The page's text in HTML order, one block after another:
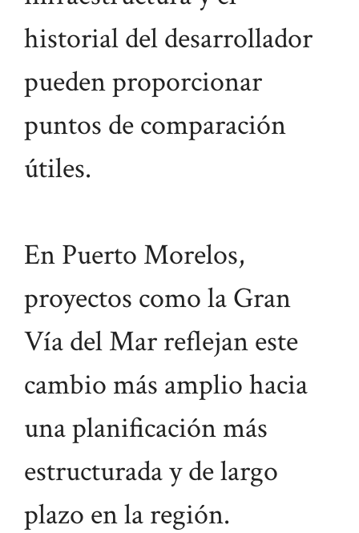
historial del desarrollador
pueden proporcionar
puntos de comparación
útiles.
En Puerto Morelos,
proyectos como la Gran
Vía del Mar reflejan este
cambio más amplio hacia
una planificación más
estructurada y de largo
plazo en la región.